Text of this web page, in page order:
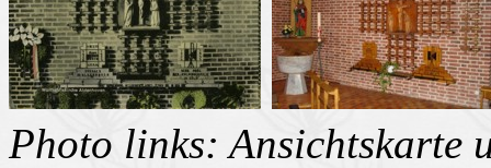
Photo links: Ansichtskarte